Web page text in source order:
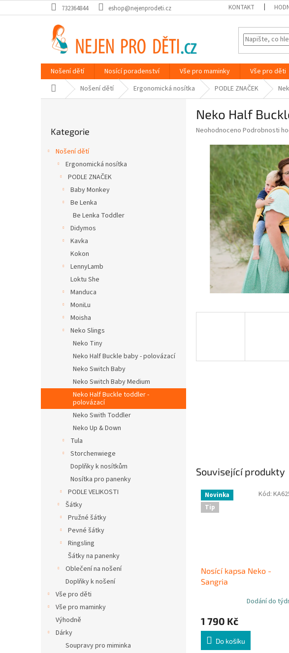
na
732364844 eshop@nejenprodeti.cz KONTAKT
Nošení dětí Nosící poradenství Vše pro maminky Vše pro děti
Domů Nošení dětí Ergonomická nosítka PODLE ZNAČEK
kategorie
Kategorie
Nošení dětí
Ergonomická nosítka
PODLE ZNAČEK
Baby Monkey
Be Lenka
Be Lenka Toddler
Didymos
Kavka
Kokon
LennyLamb
Loktu She
Manduca
MoniLu
Moisha
Neko Slings
Neko Tiny
Neko Half Buckle baby - polovázací
Neko Switch Baby
Neko Switch Baby Medium
Neko Half Buckle toddler -
polovázací
Neko Swith Toddler
Neko Up & Down
Tula
Storchenwiege
Doplňky k nosítkům
Nosítka pro panenky
PODLE VELIKOSTI
Šátky
Pružné šátky
Pevné šátky
Ringsling
Šátky na panenky
Oblečení na nošení
Doplňky k nošení
Vše pro děti
Vše pro maminky
Výhodně
Dárky
Soupravy pro miminka
Neko Half
Průměrné
produktu
hvězdiček.
Neohodnoceno Podrobnosti
Související produkty
Novinka
Tip
Nosící kapsa Neko -
Sangria
Dodání do
1 790 Kč
Do košíku
Kód: